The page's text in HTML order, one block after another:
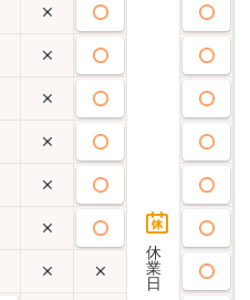
休
業
日